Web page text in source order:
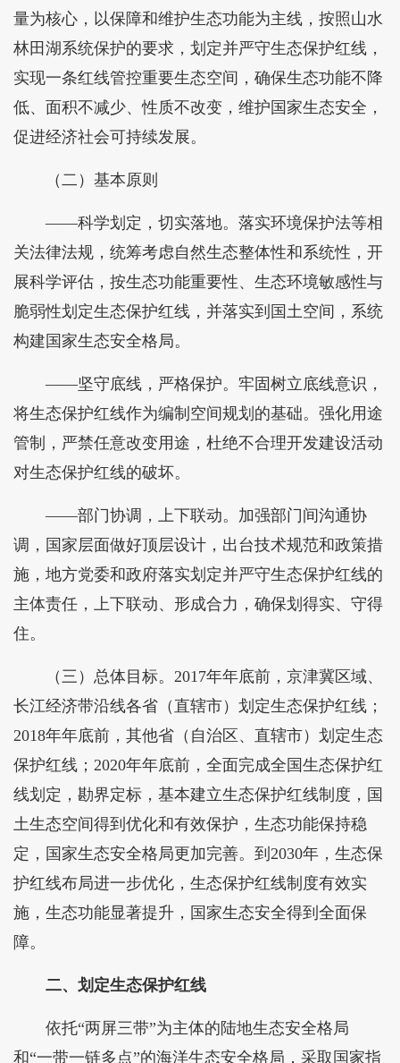
量为核心，以保障和维护生态功能为主线，按照山水
林田湖系统保护的要求，划定并严守生态保护红线，
实现一条红线管控重要生态空间，确保生态功能不降
低、面积不减少、性质不改变，维护国家生态安全，
促进经济社会可持续发展。
（二）基本原则
——科学划定，切实落地。落实环境保护法等相
关法律法规，统筹考虑自然生态整体性和系统性，开
展科学评估，按生态功能重要性、生态环境敏感性与
脆弱性划定生态保护红线，并落实到国土空间，系统
构建国家生态安全格局。
——坚守底线，严格保护。牢固树立底线意识，
将生态保护红线作为编制空间规划的基础。强化用途
管制，严禁任意改变用途，杜绝不合理开发建设活动
对生态保护红线的破坏。
——部门协调，上下联动。加强部门间沟通协
调，国家层面做好顶层设计，出台技术规范和政策措
施，地方党委和政府落实划定并严守生态保护红线的
主体责任，上下联动、形成合力，确保划得实、守得
住。
（三）总体目标。2017年年底前，京津冀区域、
长江经济带沿线各省（直辖市）划定生态保护红线；
2018年年底前，其他省（自治区、直辖市）划定生态
保护红线；2020年年底前，全面完成全国生态保护红
线划定，勘界定标，基本建立生态保护红线制度，国
土生态空间得到优化和有效保护，生态功能保持稳
定，国家生态安全格局更加完善。到2030年，生态保
护红线布局进一步优化，生态保护红线制度有效实
施，生态功能显著提升，国家生态安全得到全面保
障。
二、划定生态保护红线
依托“两屏三带”为主体的陆地生态安全格局
和“一带一链多点”的海洋生态安全格局，采取国家指